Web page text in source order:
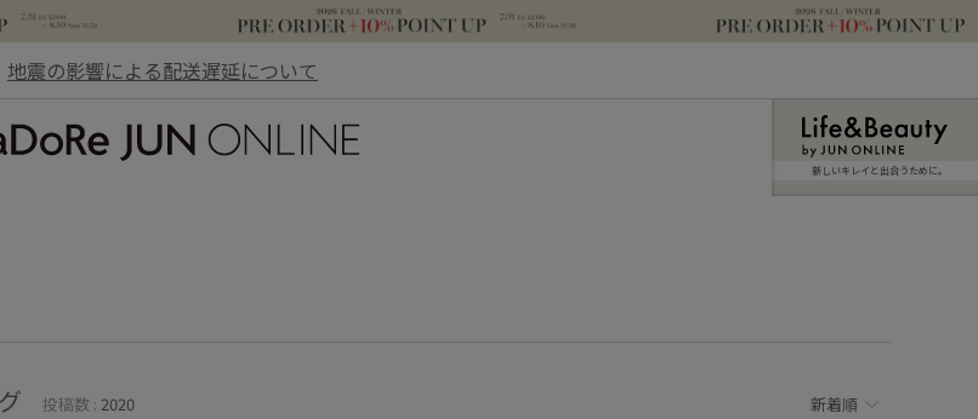
地震の影響による配送遅延について
新しいキレイと出合うために。
投稿数 : 2020 新着順